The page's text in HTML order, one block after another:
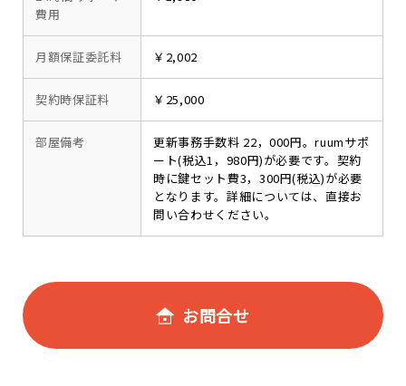
費用
月額保証委託料 ￥2,002
契約時保証料 ￥25,000
部屋備考
更新事務手数料 22，000円。ruumサポ
ート(税込1，980円)が必要です。契約
時に鍵セット費3，300円(税込)が必要
となります。詳細については、直接お
問い合わせください。
お問合せ